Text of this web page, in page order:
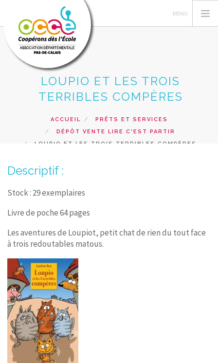
L'OCCE 62
GERER SA COOPERATIVE
NOS ACTIONS PEDAGOGIQUES
RESSOURCES ET SERVICES
RECHERCHER
CONTACT
LOUPIO ET LES TROIS
TERRIBLES COMPÈRES
ACCUEIL
PRÊTS ET SERVICES
DÉPÔT VENTE LIRE C'EST PARTIR
LOUPIO ET LES TROIS TERRIBLES COMPÈRES
Descriptif :
Stock : 29 exemplaires
Livre de poche 64 pages
Les aventures de Loupiot, petit chat de rien du tout face
à trois redoutables matous.